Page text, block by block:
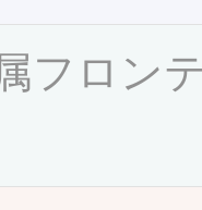
フロン